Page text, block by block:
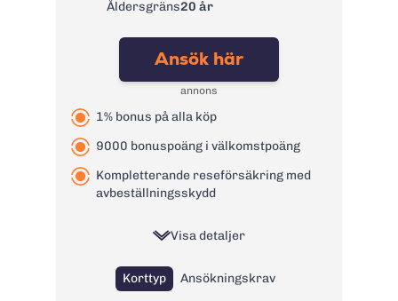
Övertrasseringsav
Läs mer om GF Money Kreditkort
Åldersgräns20 år
Ansök här
annons
1% bonus på alla köp
9000 bonuspoäng i välkomstpoäng
Kompletterande reseförsäkring med
avbeställningsskydd
Visa detaljer
Korttyp Ansökningskrav